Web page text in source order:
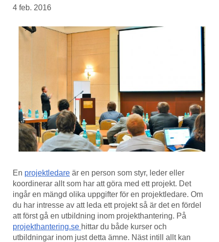
4 feb. 2016
En projektledare är en person som styr, leder eller
koordinerar allt som har att göra med ett projekt. Det
ingår en mängd olika uppgifter för en projektledare. Om
du har intresse av att leda ett projekt så är det en fördel
att först gå en utbildning inom projekthantering. På
projekthantering.se hittar du både kurser och
utbildningar inom just detta ämne. Näst intill allt kan